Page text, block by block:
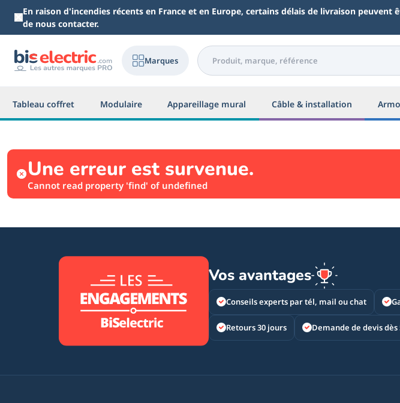
Aller au contenu principal
En raison d'incendies récents en France et en Europe, certains délais de livraison
de nous contacter.
Marques
Tableau coffret Modulaire Appareillage mural Câble & installation
Une erreur est survenue.
Cannot read property 'find' of undefined
Vos avantages
Conseils experts par tél, mail ou chat
Retours 30 jours Demande de devis dès